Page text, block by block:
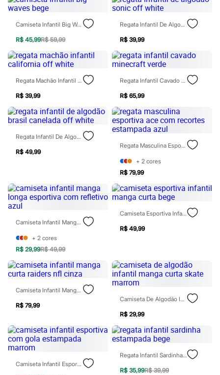
Todos os produtos
Infantil
Em alta
Arrumadinho para os meninos
Romântico para as meninas
Inverno
Novidades
Roupas menina
0 a 24 meses
1 a 5 anos
4 a 12 anos
Roupas menino
0 a 24 meses
4 a 12 anos
10 a 16 anos
Acessórios
Chapéus
Calçados
Botas
Chinelos
Pantufas
Rasteirinhas
Sandálias
Tênis
Diversão
Marcas
Baby Club
Fifteen
Miss Fifteen
Moda íntima
Cuecas
Meias
Pijamas
Moda praia
Biquínis e Maiôs
Blusas de proteção
Camiseta Infantil Big Waves Bege
R$ 45,99R$ 59,99
Regata Infantil De Algodão Sonic Off White
R$ 39,99
Regata Machão Infantil California Off White
R$ 39,99
Regata Infantil Cavado Minecraft Verde
R$ 65,99
Regata Infantil De Algodão Brasil Canelada Off White
R$ 49,99
Regata Masculina Esportiva Ace Com Recortes Estampada Azul
+ 2 cores
R$ 79,99
Camiseta Infantil Manga Longa Esportiva Com Refletivo Azul
+ 2 cores
R$ 29,99R$ 49,99
Camiseta Esportiva Infantil Manga Curta Bege
R$ 49,99
Camiseta Infantil Manga Curta Raiders Nfl Cinza
R$ 79,99
Camiseta De Algodão Infantil Manga Curta Skate Marrom
R$ 29,99
Camiseta Infantil Esportiva Com Gola Estampada Marrom
Regata Infantil Sardinha Estampada Bege
R$ 35,99R$ 39,99